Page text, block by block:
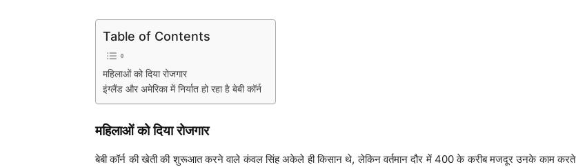
Table of Contents
महिलाओं को दिया रोजगार
इंग्लैंड और अमेरिका में निर्यात हो रहा है बेबी कॉर्न
महिलाओं को दिया रोजगार
बेबी कॉर्न की खेती की शुरूआत करने वाले कंवल सिंह अकेले ही किसान थे, लेकिन वर्तमान दौर में 400 के करीब मजदूर उनके काम करते